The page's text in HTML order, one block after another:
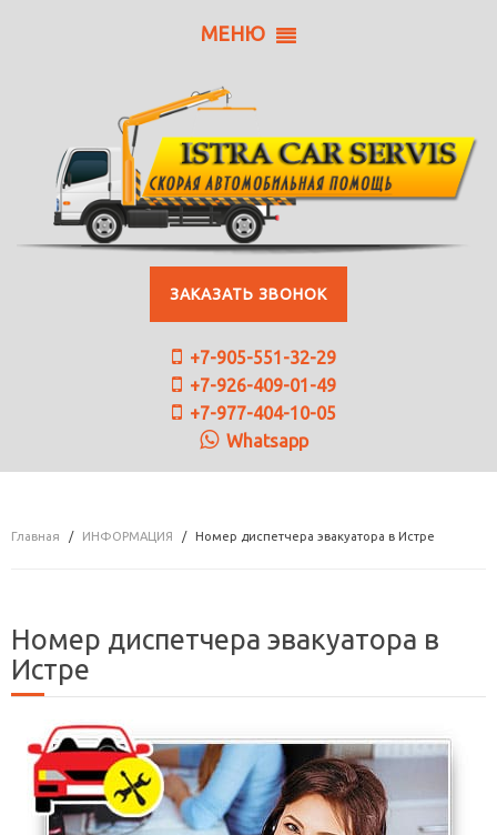
МЕНЮ
ЗАКАЗАТЬ ЗВОНОК
+7-905-551-32-29
+7-926-409-01-49
+7-977-404-10-05
Whatsapp
Главная ИНФОРМАЦИЯ Номер диспетчера эвакуатора в Истре
Номер диспетчера эвакуатора в
Истре